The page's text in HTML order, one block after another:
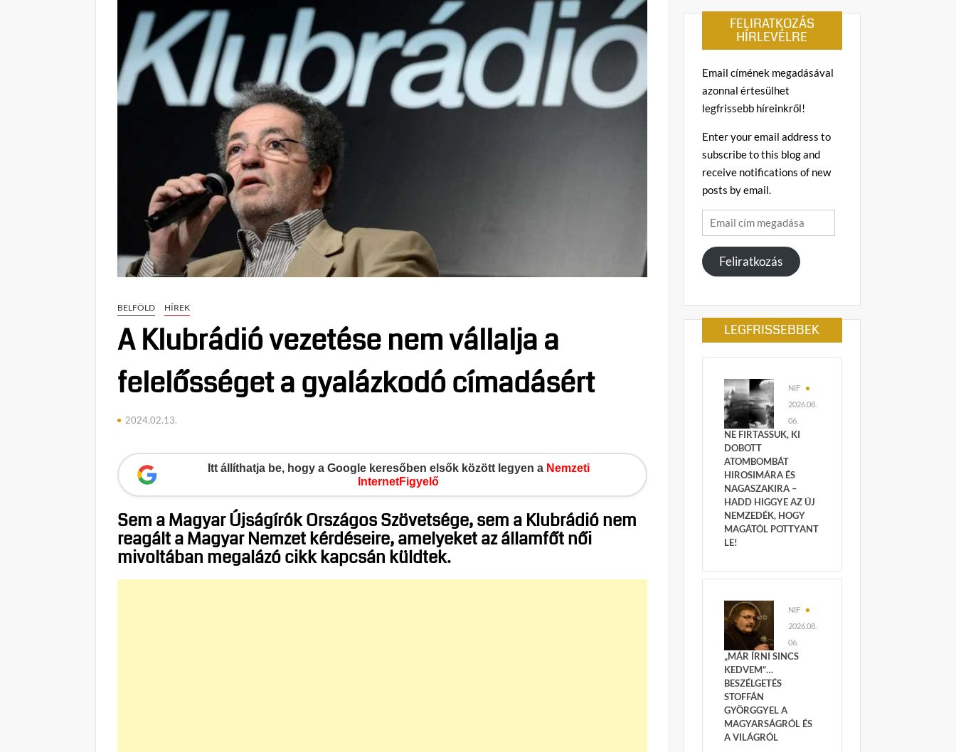
BELFÖLD HÍREK
A Klubrádió vezetése nem vállalja a
felelősséget a gyalázkodó címadásért
2024.02.13.
Itt állíthatja be, hogy a Google keresőben elsők között legyen a Nemzeti
InternetFigyelő
Sem a Magyar Újságírók Országos Szövetsége, sem a Klubrádió nem
reagált a Magyar Nemzet kérdéseire, amelyeket az államfőt női
mivoltában megalázó cikk kapcsán küldtek.
FELIRATKOZÁS
HÍRLEVÉLRE
Email címének megadásával
azonnal értesülhet
legfrissebb híreinkről!
Enter your email address to
subscribe to this blog and
receive notifications of new
posts by email.
Email
cím
megadása
Feliratkozás
LEGFRISSEBBEK
NIF
2026.08.
06.
NE FIRTASSUK, KI
DOBOTT
ATOMBOMBÁT
HIROSIMÁRA ÉS
NAGASZAKIRA –
HADD HIGGYE AZ ÚJ
NEMZEDÉK, HOGY
MAGÁTÓL POTTYANT
LE!
NIF
2026.08.
06.
„MÁR ÍRNI SINCS
KEDVEM”…
BESZÉLGETÉS
STOFFÁN
GYÖRGGYEL A
MAGYARSÁGRÓL ÉS
A VILÁGRÓL